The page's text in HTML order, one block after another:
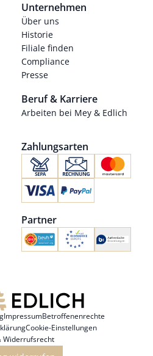
Unternehmen
Über uns
Historie
Filiale finden
Compliance
Presse
Beruf & Karriere
Arbeiten bei Mey & Edlich
Zahlungsarten
Partner
ImpressumBetroffenenrechte
Cookie-Einstellungen
Widerrufsrecht